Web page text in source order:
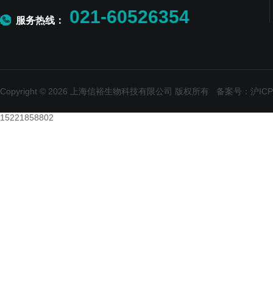
服务热线： 021-60526354
Copyright © 2026 上海信裕生物科技有限公司 版权所有 备案号：沪
15221858802